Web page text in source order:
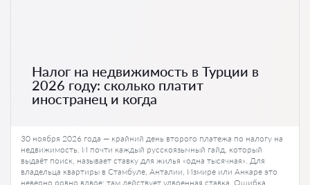
Налог на недвижимость в Турции в
2026 году: сколько платит
иностранец и когда
30 ноября 2026 года — крайний день второго платежа по налогу на
недвижимость. И почти каждый русскоязычный гайд, который
выдаёт поиск, называет ставку для жилья «одна тысячная». Для
владельца квартиры в Стамбуле, Анталии, Измире или Анкаре это
неверно ровно вдвое: там действует удвоенная ставка. Ошибка